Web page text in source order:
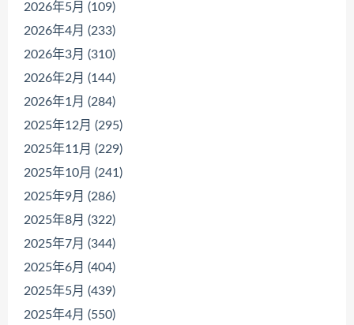
2026年5月 (109)
2026年4月 (233)
2026年3月 (310)
2026年2月 (144)
2026年1月 (284)
2025年12月 (295)
2025年11月 (229)
2025年10月 (241)
2025年9月 (286)
2025年8月 (322)
2025年7月 (344)
2025年6月 (404)
2025年5月 (439)
2025年4月 (550)